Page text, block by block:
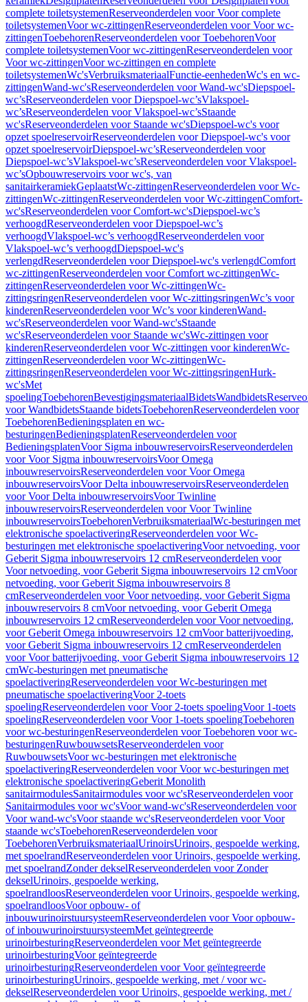
complete toiletsystemenReserveonderdelen voor Voor complete
toiletsystemenVoor wc-zittingenReserveonderdelen voor Voor wc-
zittingenToebehorenReserveonderdelen voor ToebehorenVoor
complete toiletsystemenVoor wc-zittingenReserveonderdelen voor
Voor wc-zittingenVoor wc-zittingen en complete
toiletsystemenWc'sVerbruiksmateriaalFunctie-eenhedenWc's en wc-
zittingenWand-wc'sReserveonderdelen voor Wand-wc'sDiepspoel-
wc’sReserveonderdelen voor Diepspoel-wc’sVlakspoel-
wc’sReserveonderdelen voor Vlakspoel-wc’sStaande
wc'sReserveonderdelen voor Staande wc'sDiepspoel-wc's voor
opzet spoelreservoirReserveonderdelen voor Diepspoel-wc's voor
opzet spoelreservoirDiepspoel-wc’sReserveonderdelen voor
Diepspoel-wc’sVlakspoel-wc’sReserveonderdelen voor Vlakspoel-
wc’sOpbouwreservoirs voor wc's, van
sanitairkeramiekGeplaatstWc-zittingenReserveonderdelen voor Wc-
zittingenWc-zittingenReserveonderdelen voor Wc-zittingenComfort-
wc'sReserveonderdelen voor Comfort-wc'sDiepspoel-wc’s
verhoogdReserveonderdelen voor Diepspoel-wc’s
verhoogdVlakspoel-wc’s verhoogdReserveonderdelen voor
Vlakspoel-wc’s verhoogdDiepspoel-wc's
verlengdReserveonderdelen voor Diepspoel-wc's verlengdComfort
wc-zittingenReserveonderdelen voor Comfort wc-zittingenWc-
zittingenReserveonderdelen voor Wc-zittingenWc-
zittingsringenReserveonderdelen voor Wc-zittingsringenWc’s voor
kinderenReserveonderdelen voor Wc’s voor kinderenWand-
wc'sReserveonderdelen voor Wand-wc'sStaande
wc'sReserveonderdelen voor Staande wc'sWc-zittingen voor
kinderenReserveonderdelen voor Wc-zittingen voor kinderenWc-
zittingenReserveonderdelen voor Wc-zittingenWc-
zittingsringenReserveonderdelen voor Wc-zittingsringenHurk-
wc'sMet
spoelingToebehorenBevestigingsmateriaalBidetsWandbidets
voor WandbidetsStaande bidetsToebehorenReserveonderdelen voor
ToebehorenBedieningsplaten en wc-
besturingenBedieningsplatenReserveonderdelen voor
BedieningsplatenVoor Sigma inbouwreservoirsReserveonderdelen
voor Voor Sigma inbouwreservoirsVoor Omega
inbouwreservoirsReserveonderdelen voor Voor Omega
inbouwreservoirsVoor Delta inbouwreservoirsReserveonderdelen
voor Voor Delta inbouwreservoirsVoor Twinline
inbouwreservoirsReserveonderdelen voor Voor Twinline
inbouwreservoirsToebehorenVerbruiksmateriaalWc-besturingen met
elektronische spoelactiveringReserveonderdelen voor Wc-
besturingen met elektronische spoelactiveringVoor netvoeding, voor
Geberit Sigma inbouwreservoirs 12 cmReserveonderdelen voor
Voor netvoeding, voor Geberit Sigma inbouwreservoirs 12 cmVoor
netvoeding, voor Geberit Sigma inbouwreservoirs 8
cmReserveonderdelen voor Voor netvoeding, voor Geberit Sigma
inbouwreservoirs 8 cmVoor netvoeding, voor Geberit Omega
inbouwreservoirs 12 cmReserveonderdelen voor Voor netvoeding,
voor Geberit Omega inbouwreservoirs 12 cmVoor batterijvoeding,
voor Geberit Sigma inbouwreservoirs 12 cmReserveonderdelen
voor Voor batterijvoeding, voor Geberit Sigma inbouwreservoirs 12
cmWc-besturingen met pneumatische
spoelactiveringReserveonderdelen voor Wc-besturingen met
pneumatische spoelactiveringVoor 2-toets
spoelingReserveonderdelen voor Voor 2-toets spoelingVoor 1-toets
spoelingReserveonderdelen voor Voor 1-toets spoelingToebehoren
voor wc-besturingenReserveonderdelen voor Toebehoren voor wc-
besturingenRuwbouwsetsReserveonderdelen voor
RuwbouwsetsVoor wc-besturingen met elektronische
spoelactiveringReserveonderdelen voor Voor wc-besturingen met
elektronische spoelactiveringGeberit Monolith
sanitairmodulesSanitairmodules voor wc'sReserveonderdelen voor
Sanitairmodules voor wc'sVoor wand-wc'sReserveonderdelen voor
Voor wand-wc'sVoor staande wc'sReserveonderdelen voor Voor
staande wc'sToebehorenReserveonderdelen voor
ToebehorenVerbruiksmateriaalUrinoirsUrinoirs, gespoelde werking,
met spoelrandReserveonderdelen voor Urinoirs, gespoelde werking,
met spoelrandZonder dekselReserveonderdelen voor Zonder
dekselUrinoirs, gespoelde werking,
spoelrandloosReserveonderdelen voor Urinoirs, gespoelde werking,
spoelrandloosVoor opbouw- of
inbouwurinoirstuursysteemReserveonderdelen voor Voor opbouw-
of inbouwurinoirstuursysteemMet geïntegreerde
urinoirbesturingReserveonderdelen voor Met geïntegreerde
urinoirbesturingVoor geïntegreerde
urinoirbesturingReserveonderdelen voor Voor geïntegreerde
urinoirbesturingUrinoirs, gespoelde werking, met / voor wc-
dekselReserveonderdelen voor Urinoirs, gespoelde werking, met /